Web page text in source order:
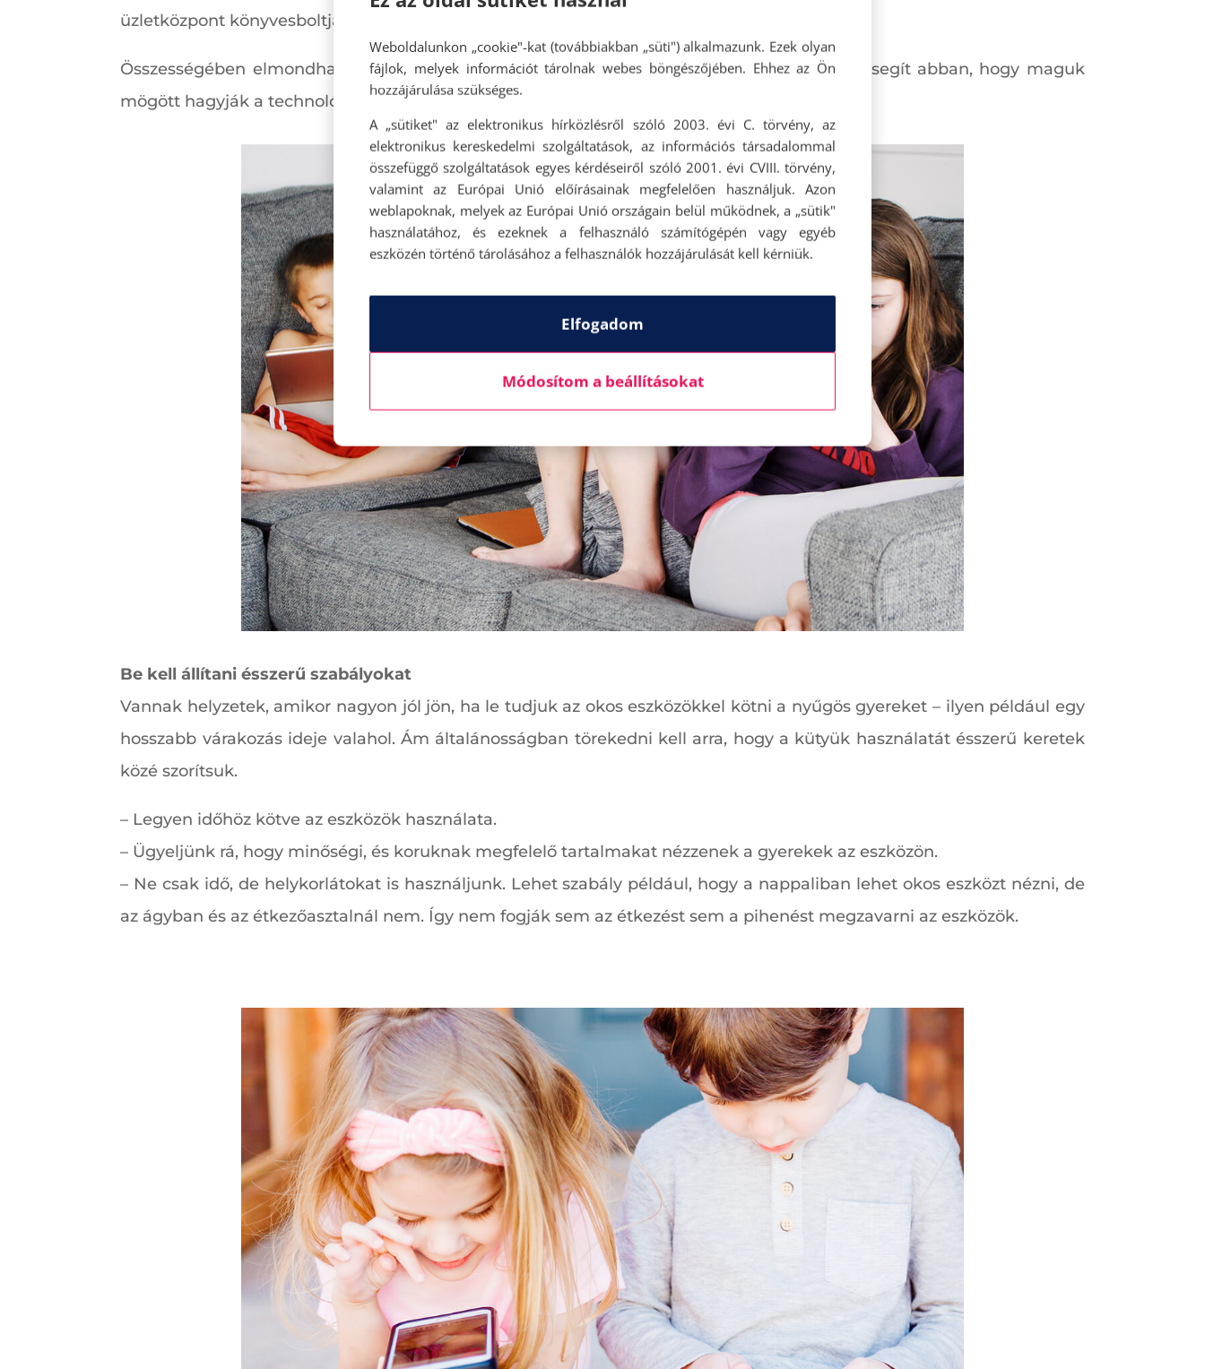
üzletközpont könyvesboltjában járva közösen is összeválogathatjuk a könyveket.
Összességében elmondható, hogy rengeteg tevékenység vonzza a gyerekek figyelmét, és segít abban, hogy maguk
mögött hagyják a technológiát, a szülőnek csak fel kell ajánlani az alternatívákat.
Be kell állítani ésszerű szabályokat
Vannak helyzetek, amikor nagyon jól jön, ha le tudjuk az okos eszközökkel kötni a nyűgös gyereket – ilyen például egy
hosszabb várakozás ideje valahol. Ám általánosságban törekedni kell arra, hogy a kütyük használatát ésszerű keretek
közé szorítsuk.
– Legyen időhöz kötve az eszközök használata.
– Ügyeljünk rá, hogy minőségi, és koruknak megfelelő tartalmakat nézzenek a gyerekek az eszközön.
– Ne csak idő, de helykorlátokat is használjunk. Lehet szabály például, hogy a nappaliban lehet okos eszközt nézni, de
az ágyban és az étkezőasztalnál nem. Így nem fogják sem az étkezést sem a pihenést megzavarni az eszközök.
Weboldalunkon „cookie"-kat (továbbiakban „süti") alkalmazunk. Ezek olyan
fájlok, melyek információt tárolnak webes böngészőjében. Ehhez az Ön
hozzájárulása szükséges.
A „sütiket" az elektronikus hírközlésről szóló 2003. évi C. törvény, az
elektronikus kereskedelmi szolgáltatások, az információs társadalommal
összefüggő szolgáltatások egyes kérdéseiről szóló 2001. évi CVIII. törvény,
valamint az Európai Unió előírásainak megfelelően használjuk. Azon
weblapoknak, melyek az Európai Unió országain belül működnek, a „sütik"
használatához, és ezeknek a felhasználó számítógépén vagy egyéb
eszközén történő tárolásához a felhasználók hozzájárulását kell kérniük.
Elfogadom
Módosítom a beállításokat